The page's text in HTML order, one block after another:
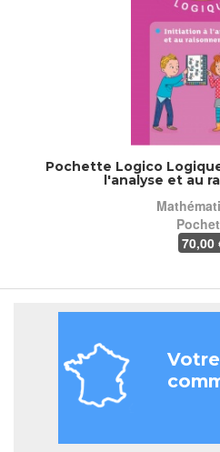
Pochette Logico
l'analyse et au
70,00